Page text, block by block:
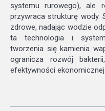
systemu rurowego),
przywraca strukturę wody.
zdrowe, nadając wodzie
ta technologia i
tworzenia się kamienia
ogranicza rozwój
efektywności ekonomicznej.